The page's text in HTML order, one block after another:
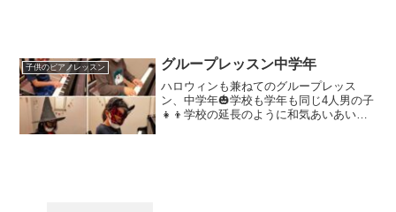
子供のピアノレッスン グループレッスン中学年
ハロウィンも兼ねてのグループレッス
ン、中学年🎃学校も学年も同じ4人男の子
👧👦学校の延長のように和気あいあい